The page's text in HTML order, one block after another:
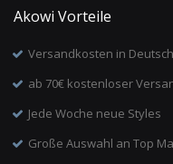
Akowi Vorteile
Versandkosten in
ab 70€ kostenloser
Jede Woche neue Styles
Große Auswahl an Top